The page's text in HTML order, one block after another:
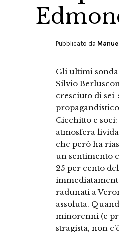
Pubblicato da
Gli ultimi
Silvio
cresciuto di
Cicchitto e
atmosfera
che però ha
un sentimento
25 per cento
radunati a
assoluta.
minorenni (e
stragista, non